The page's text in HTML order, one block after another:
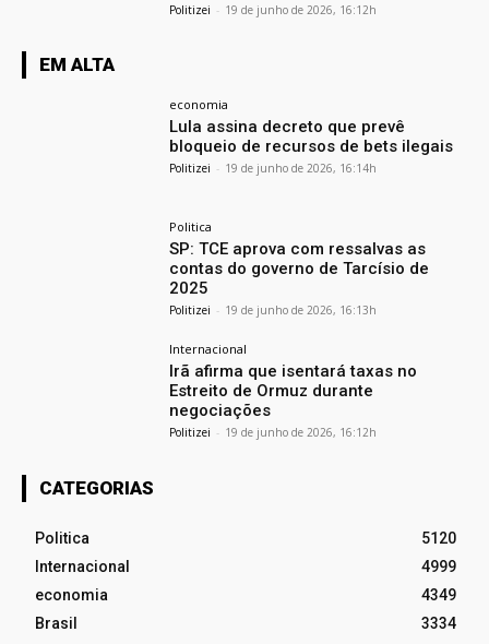
Politizei - 19 de junho de 2026, 16:12h
EM ALTA
economia
Lula assina decreto que prevê
bloqueio de recursos de bets ilegais
Politizei - 19 de junho de 2026, 16:14h
Politica
SP: TCE aprova com ressalvas as
contas do governo de Tarcísio de
2025
Politizei - 19 de junho de 2026, 16:13h
Internacional
Irã afirma que isentará taxas no
Estreito de Ormuz durante
negociações
Politizei - 19 de junho de 2026, 16:12h
CATEGORIAS
Politica
5120
Internacional
4999
economia
4349
Brasil
3334